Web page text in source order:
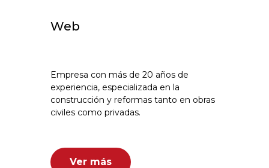
Web
Empresa con más de 20 años de
experiencia, especializada en la
construcción y reformas tanto en obras
civiles como privadas.
Ver más